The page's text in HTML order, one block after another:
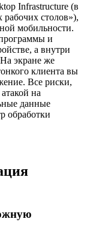
Infrastructure (в
столов»),
мобильности.
и
а внутри
экране же
клиента вы
Все риски,
на
данные
обработки